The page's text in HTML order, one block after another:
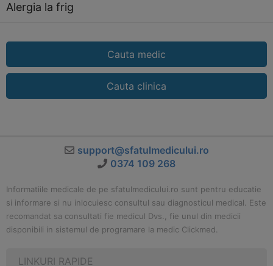
Alergia la frig
Cauta medic
Cauta clinica
support@sfatulmedicului.ro
0374 109 268
Informatiile medicale de pe sfatulmedicului.ro sunt pentru educatie
si informare si nu inlocuiesc consultul sau diagnosticul medical. Este
recomandat sa consultati fie medicul Dvs., fie unul din medicii
disponibili in sistemul de programare la medic Clickmed.
LINKURI RAPIDE